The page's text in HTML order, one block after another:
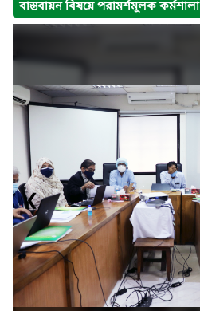
বাস্তবায়ন বিষয়ে পরামর্শমূলক কর্মশালা
❮